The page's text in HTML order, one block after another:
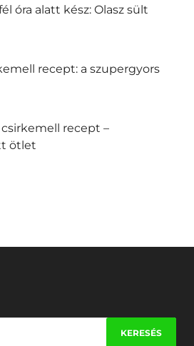
óra alatt kész: Olasz sült
recept: a szupergyors
recept –
ötlet